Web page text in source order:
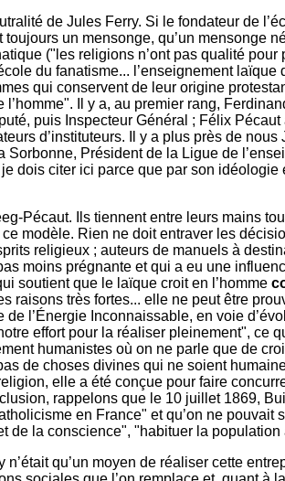
de Jules Ferry. Si le fondateur de
un mensonge, qu’un mensonge
("les religions n’ont pas qualité
du fanatisme... l’enseignement
qui conservent de leur origine
Il y a, au premier rang,
puis Inspecteur Général ; Félix
d’instituteurs. Il y a plus près de
Président de la Ligue de
dois citer ici parce que par son
Pécaut. Ils tiennent entre leurs mains
modèle. Rien ne doit entraver les
religieux ; auteurs de manuels à
moins prégnante et qui a eu une
soutient que le laïque croit en l’homme
raisons très fortes... elle ne peut être
l’Énergie Inconnaissable, en voie
effort pour la réaliser pleinement", ce
humanistes où on ne parle que de
de choses divines qui ne soient
elle a été conçue pour faire
rappelons que le 10 juillet 1869,
en France" et qu’on ne pouvait
de la conscience", "habituer la
qu’un moyen de réaliser cette